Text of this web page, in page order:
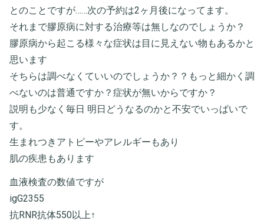
とのことですが……次の予約は2ヶ月後になってます。
それまで膠原病に対する治療等は無しなのでしょうか？
膠原病から起こる様々な症状は目に見えない物もあるかと
思います
そちらは調べなくていいのでしょうか？？もっと細かく調
べないのは普通ですか？症状が無いからですか？
説明も少なく毎日 明日どうなるのかと不安でいっぱいで
す。
生まれつきアトピーやアレルギーもあり
肌の疾患もあります
血液検査の数値ですが
igG2355
抗RNR抗体550以上↑